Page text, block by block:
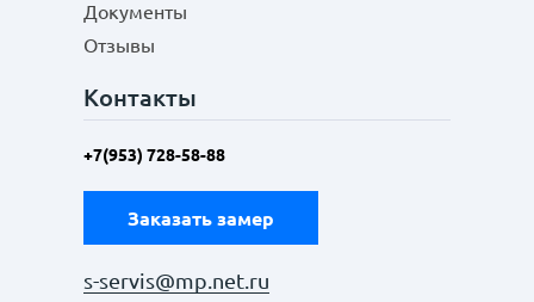
Документы
Отзывы
Контакты
+7(953) 728-58-88
Заказать замер
s-servis@mp.net.ru